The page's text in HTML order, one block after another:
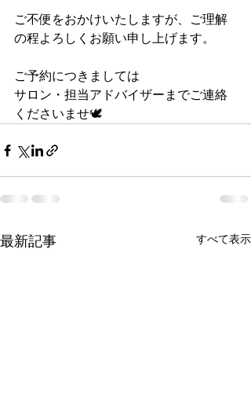
ご不便をおかけいたしますが、ご理解
の程よろしくお願い申し上げます。
ご予約につきましては
サロン・担当アドバイザーまでご連絡
くださいませ🕊
最新記事 すべて表示